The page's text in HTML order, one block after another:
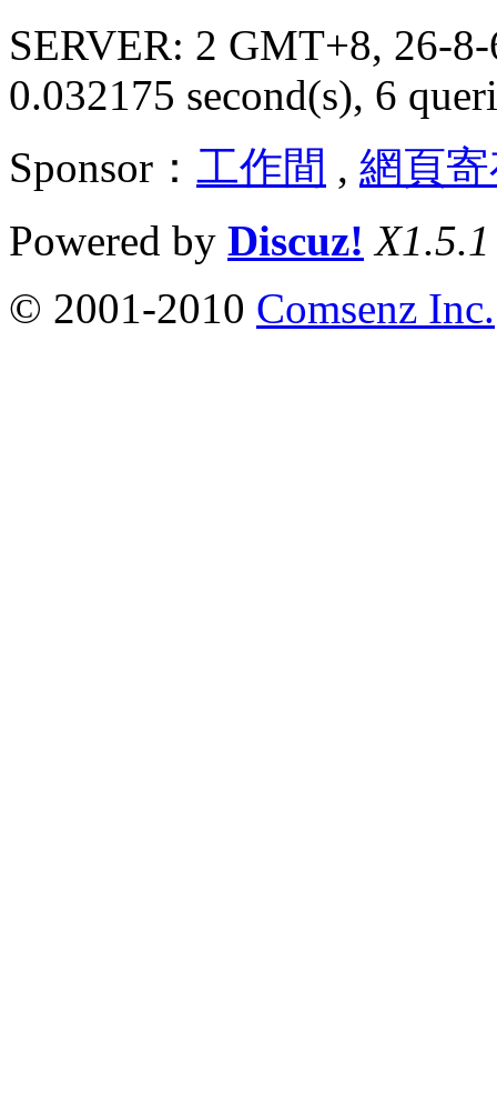
SERVER: 2 GMT+8, 26-
0.032175 second(s), 6
Sponsor： 工作間 , 網頁
Powered by Discuz! X1.5.1
© 2001-2010 Comsenz Inc.